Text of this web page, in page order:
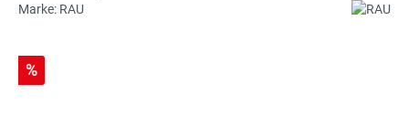
Marke: RAU
%